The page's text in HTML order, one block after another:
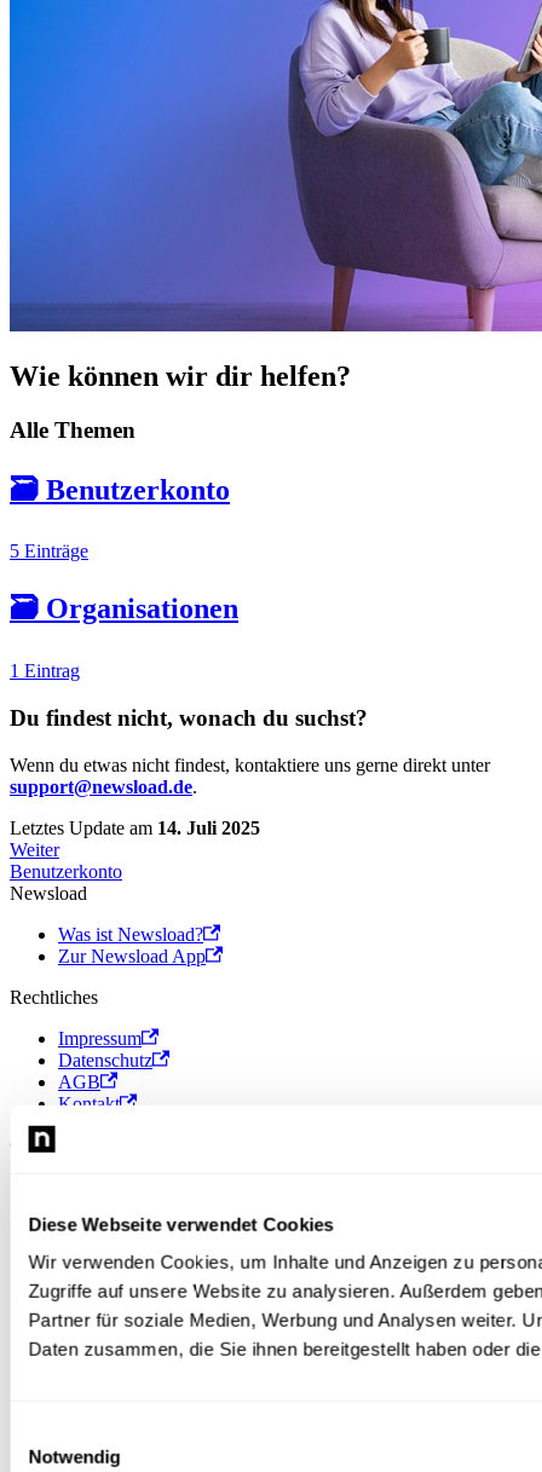
Diese Webseite verwendet Cookies
Wir verwenden Cookies, um Inhalte und Anzeigen zu
Zugriffe auf unsere Website zu analysieren. Außerdem
Partner für soziale Medien, Werbung und Analysen weiter.
Daten zusammen, die Sie ihnen bereitgestellt haben oder
Notwendig
Wie können wir dir helfen?
Alle Themen
🗃️ Benutzerkonto
5 Einträge
🗃️ Organisationen
1 Eintrag
Du findest nicht, wonach du suchst?
Wenn du etwas nicht findest, kontaktiere uns gerne direkt unter
support@newsload.de.
Letztes Update am 14. Juli 2025
Weiter
Benutzerkonto
Newsload
Was ist Newsload?
Zur Newsload App
Rechtliches
Impressum
Datenschutz
AGB
Kontakt
© 2026 Newsload, Newsload ist ein Produkt der Contiago GmbH.